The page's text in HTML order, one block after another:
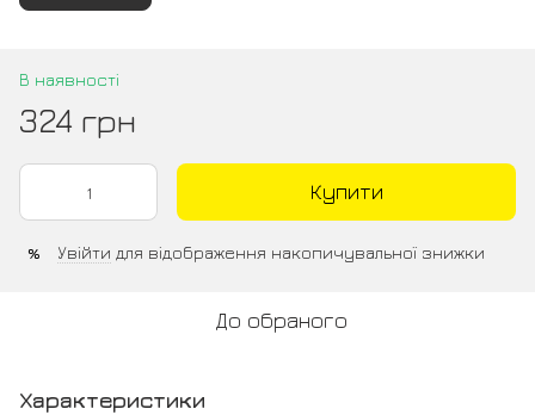
В наявності
324 грн
Купити
% Увійти для відображення накопичувальної знижки
До обраного
Характеристики